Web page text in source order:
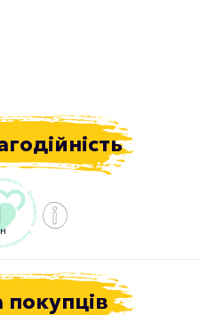
покупців